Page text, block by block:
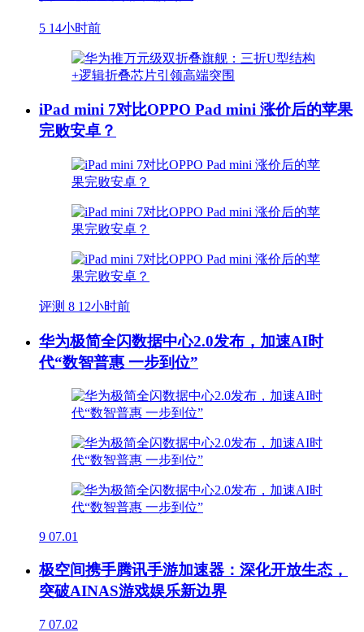
5 14小时前
iPad mini 7对比OPPO Pad mini 涨价后的苹果
完败安卓？
评测 8 12小时前
华为极简全闪数据中心2.0发布，加速AI时
代“数智普惠 一步到位”
9 07.01
极空间携手腾讯手游加速器：深化开放生态，
突破AINAS游戏娱乐新边界
7 07.02